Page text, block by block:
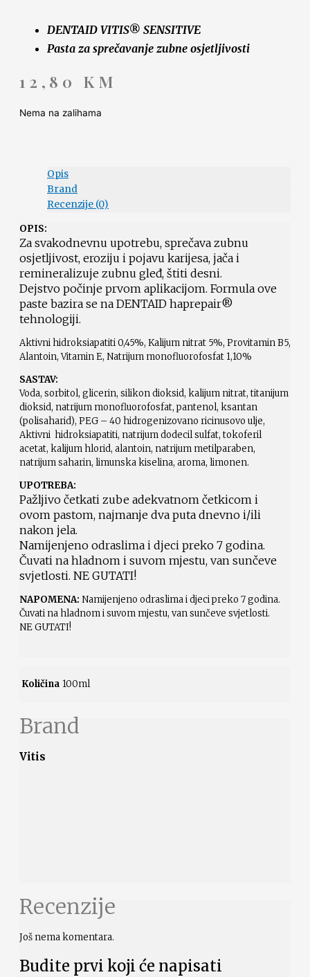
DENTAID VITIS® SENSITIVE
Pasta za sprečavanje zubne osjetljivosti
12,80 KM
Nema na zalihama
Opis
Brand
Recenzije (0)
OPIS:
Za svakodnevnu upotrebu, sprečava zubnu
osjetljivost, eroziju i pojavu karijesa, jača i
remineralizuje zubnu gleđ, štiti desni.
Dejstvo počinje prvom aplikacijom. Formula ove
paste bazira se na DENTAID haprepair®
tehnologiji.
Aktivni hidroksiapatiti 0,45%, Kalijum nitrat 5%, Provitamin B5,
Alantoin, Vitamin E, Natrijum monofluorofosfat 1,10%
SASTAV:
Voda, sorbitol, glicerin, silikon dioksid, kalijum nitrat, titanijum
dioksid, natrijum monofluorofosfat, pantenol, ksantan
(polisaharid), PEG – 40 hidrogenizovano ricinusovo ulje,
Aktivni hidroksiapatiti, natrijum dodecil sulfat, tokoferil
acetat, kalijum hlorid, alantoin, natrijum metilparaben,
natrijum saharin, limunska kiselina, aroma, limonen.
UPOTREBA:
Pažljivo četkati zube adekvatnom četkicom i
ovom pastom, najmanje dva puta dnevno i/ili
nakon jela.
Namijenjeno odraslima i djeci preko 7 godina.
Čuvati na hladnom i suvom mjestu, van sunčeve
svjetlosti. NE GUTATI!
NAPOMENA: Namijenjeno odraslima i djeci preko 7 godina.
Čuvati na hladnom i suvom mjestu, van sunčeve svjetlosti.
NE GUTATI!
Količina 100ml
Brand
Vitis
Recenzije
Još nema komentara.
Budite prvi koji će napisati